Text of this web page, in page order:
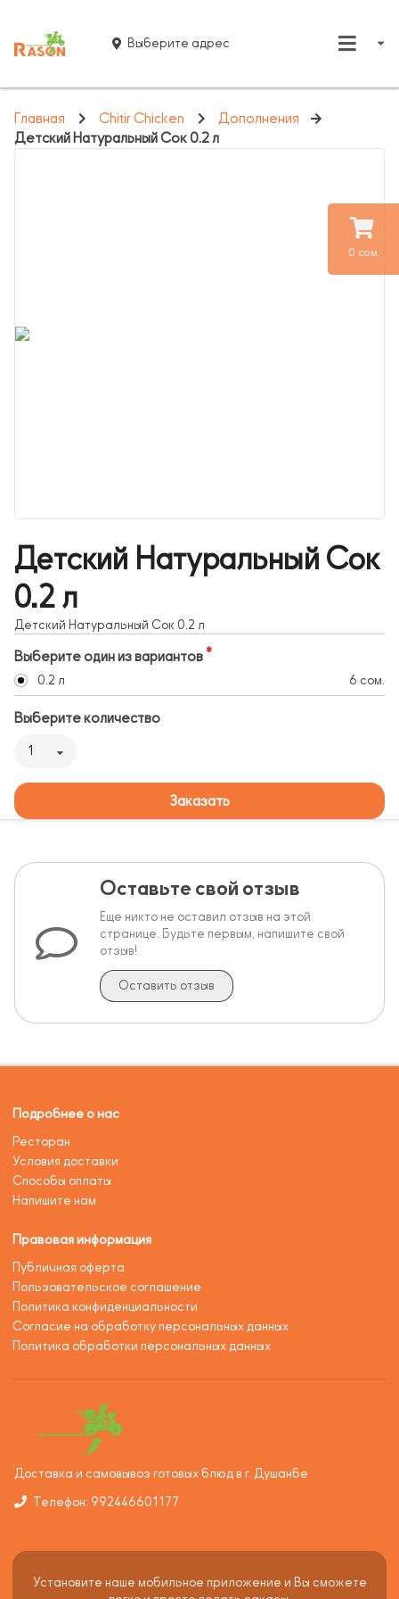
0 сом.
Выберите адрес
Главная Chitir Chicken
Дополнения
Детский Натуральный Сок 0.2 л
Детский Натуральный Сок
0.2 л
Детский Натуральный Сок 0.2 л
Выберите один из вариантов
0.2 л 6 сом.
Выберите количество
1
Заказать
Оставьте свой отзыв
Еще никто не оставил отзыв на этой
странице. Будьте первым, напишите свой
отзыв!
Оставить отзыв
Подробнее о нас
Ресторан
Условия доставки
Способы оплаты
Напишите нам
Правовая информация
Публичная оферта
Пользовательское соглашение
Политика конфиденциальности
Согласие на обработку персональных данных
Политика обработки персональных данных
Доставка и самовывоз готовых блюд в г. Душанбе
Телефон: 992446601177
Установите наше мобильное приложение и Вы сможете